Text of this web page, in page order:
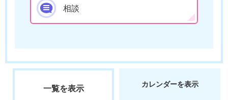
相談
一覧を表示 カレンダーを表示